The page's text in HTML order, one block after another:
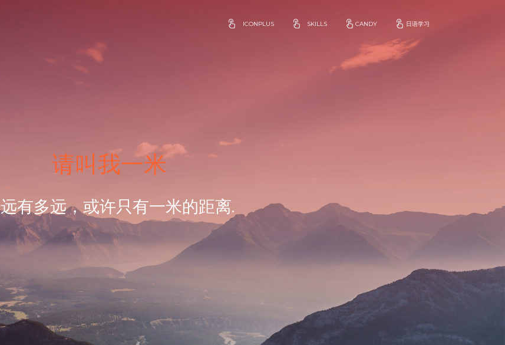
ICONPLUS SKILLS CANDY 日语学习
请叫我一米
有多远，或许只有一米的距离.